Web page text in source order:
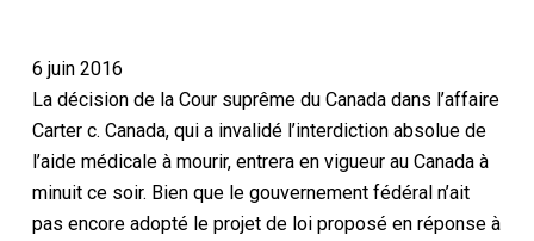
6 juin 2016
La décision de la Cour suprême du Canada dans l’affaire
Carter c. Canada, qui a invalidé l’interdiction absolue de
l’aide médicale à mourir, entrera en vigueur au Canada à
minuit ce soir. Bien que le gouvernement fédéral n’ait
pas encore adopté le projet de loi proposé en réponse à